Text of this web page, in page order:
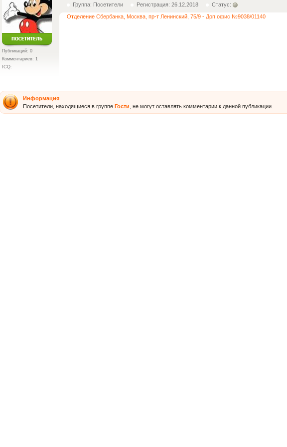
Публикаций: 0
Комментариев: 1
ICQ:
Группа: Посетители Регистрация: 26.12.2018
Статус:
Отделение Сбербанка, Москва, пр-т Ленинский, 75/9 - Доп.офис №9038/01140
Информация
Посетители, находящиеся в группе Гости , не могут оставлять комментарии к данной публикации.